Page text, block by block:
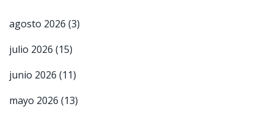
agosto 2026 (3)
julio 2026 (15)
junio 2026 (11)
mayo 2026 (13)